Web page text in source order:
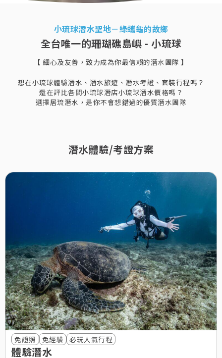
小琉球潛水聖地－綠蠵龜的故鄉
全台唯一的珊瑚礁島嶼 - 小琉球
【 細心及友善，致力成為你最信賴的潛水團隊 】
想在小琉球體驗潛水、潛水旅遊、潛水考證、套裝行程嗎？
還在評比各間小琉球潛店小琉球潛水價格嗎？
選擇居琉潛水，是你不會想錯過的優質潛水團隊
潛水體驗/考證方案
免證照 免經驗 必玩人氣行程
體驗潛水